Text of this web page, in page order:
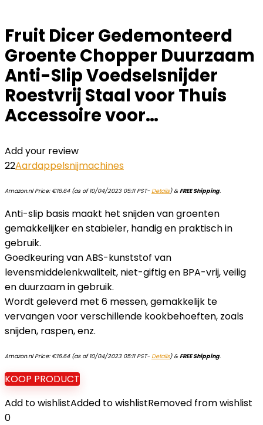
Fruit Dicer Gedemonteerd
Groente Chopper Duurzaam
Anti-Slip Voedselsnijder
Roestvrij Staal voor Thuis
Accessoire voor…
Add your review
22Aardappelsnijmachines
Amazon.nl Price: €16.64(as of 10/04/2023 05:11 PST-Details)&FREE Shipping.
Anti-slip basis maakt het snijden van groenten
gemakkelijker en stabieler, handig en praktisch in
gebruik.
Goedkeuring van ABS-kunststof van
levensmiddelenkwaliteit, niet-giftig en BPA-vrij, veilig
en duurzaam in gebruik.
Wordt geleverd met 6 messen, gemakkelijk te
vervangen voor verschillende kookbehoeften, zoals
snijden, raspen, enz.
Amazon.nl Price: €16.64(as of 10/04/2023 05:11 PST-Details)&FREE Shipping.
KOOP PRODUCT
Add to wishlistAdded to wishlistRemoved from wishlist
0